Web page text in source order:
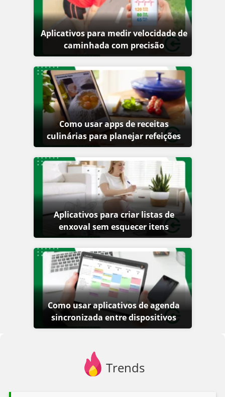
Aplicativos para medir velocidade de
caminhada com precisão
Como usar apps de receitas
culinárias para planejar refeições
Aplicativos para criar listas de
enxoval sem esquecer itens
Como usar aplicativos de agenda
sincronizada entre dispositivos
Trends